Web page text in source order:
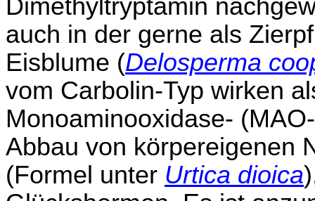
Dimethyltryptamin
auch in der gerne als
Eisblume (Delosperma
vom Carbolin-Typ wirken
Monoaminooxidase-
Abbau von körpereigenen
(Formel unter Urtica dioica